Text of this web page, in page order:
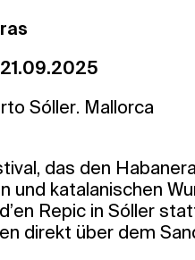
Sóller. Mallorca
das den
und katalanischen
Repic in Sóller
direkt über dem